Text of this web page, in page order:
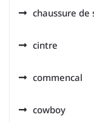
chaussure de
cintre
commencal
cowboy